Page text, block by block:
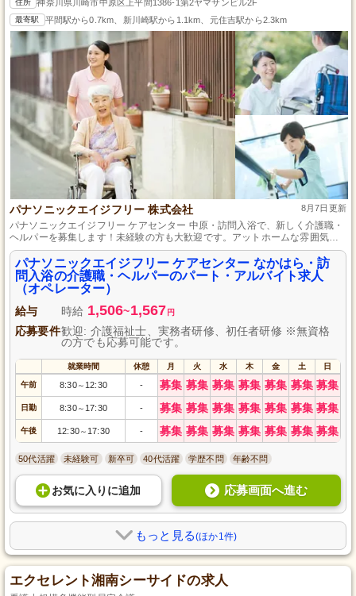
住所 神奈川県川崎市中原区上平間1386-1第2ヤマサンビル2F
最寄駅 平間駅から0.7km、新川崎駅から1.1km、元住吉駅から2.3km
パナソニックエイジフリー 株式会社 8月7日更新
パナソニックエイジフリー ケアセンター 中原・訪問入浴で、新しく介護職・
ヘルパーを募集します！未経験の方も大歓迎です。アットホームな雰囲気の
中で高齢者の生活を支えるやりがいを感じてみませんか？パート・アルバイ
トでの雇用なので、ライフスタイルに合わせて働けます。ご応募をお待ちし
ております。
パナソニックエイジフリー ケアセンター なかはら・訪
問入浴の介護職・ヘルパーのパート・アルバイト求人
（オペレーター）
給与 時給 1,506~1,567 円
応募要件歓迎: 介護福祉士、実務者研修、初任者研修 ※無資格
の方でも応募可能です。
就業時間 休憩 月 火 水 木 金 土 日
午前 8:30～ 12:30 - 募集 募集 募集 募集 募集 募集 募集
日勤 8:30～ 17:30 - 募集 募集 募集 募集 募集 募集 募集
午後 12:30～ 17:30 - 募集 募集 募集 募集 募集 募集 募集
50代活躍 未経験可 新卒可 40代活躍 学歴不問 年齢不問
お気に入り に追加 応募画面へ進む
もっと見る(ほか1件)
エクセレント湘南シーサイドの求人